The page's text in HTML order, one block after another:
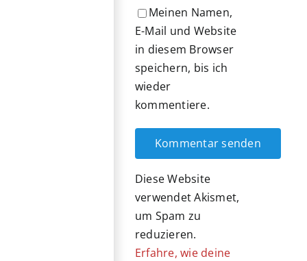
Meinen Namen,
E-Mail und Website
in diesem Browser
speichern, bis ich
wieder
kommentiere.
Diese Website
verwendet Akismet,
um Spam zu
reduzieren.
Erfahre, wie deine